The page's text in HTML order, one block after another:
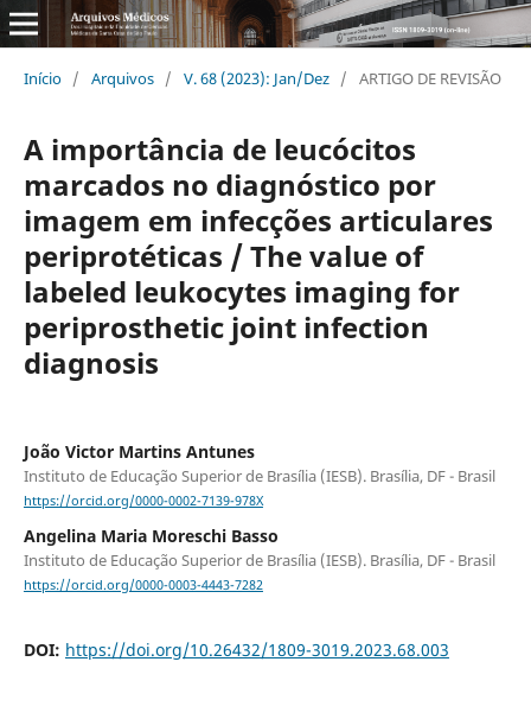
Início / Arquivos / V. 68 (2023): Jan/Dez / ARTIGO DE REVISÃO
A importância de leucócitos
marcados no diagnóstico por
imagem em infecções articulares
periprotéticas / The value of
labeled leukocytes imaging for
periprosthetic joint infection
diagnosis
João Victor Martins Antunes
Instituto de Educação Superior de Brasília (IESB). Brasília, DF - Brasil
https://orcid.org/0000-0002-7139-978X
Angelina Maria Moreschi Basso
Instituto de Educação Superior de Brasília (IESB). Brasília, DF - Brasil
https://orcid.org/0000-0003-4443-7282
DOI: https://doi.org/10.26432/1809-3019.2023.68.003